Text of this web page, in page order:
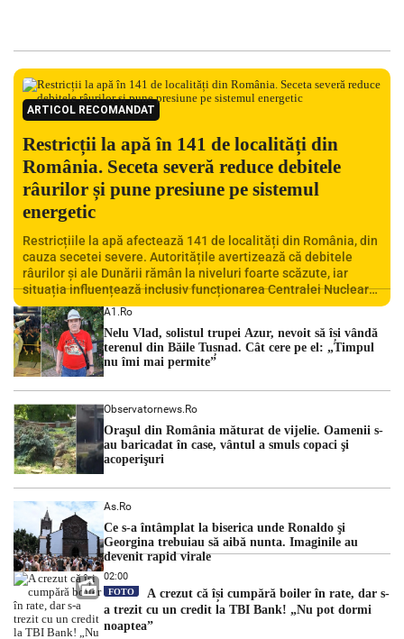
ARTICOL RECOMANDAT
Restricții la apă în 141 de localități din
România. Seceta severă reduce debitele
râurilor și pune presiune pe sistemul
energetic
Restricțiile la apă afectează 141 de localități din România, din
cauza secetei severe. Autoritățile avertizează că debitele
râurilor și ale Dunării rămân la niveluri foarte scăzute, iar
situația influențează inclusiv funcționarea Centralei Nucleare
de la Cernavodă. România se confruntă cu una dintre cele mai
dificile perioade din punct de vedere hidrologic din ultimii ani.
Lipsa […]
A1.ro
Nelu Vlad, solistul trupei Azur, nevoit să își vândă
terenul din Băile Tușnad. Cât cere pe el: „Timpul
nu îmi mai permite”
Observatornews.ro
Oraşul din România măturat de vijelie. Oamenii s-
au baricadat în case, vântul a smuls copaci şi
acoperişuri
As.ro
Ce s-a întâmplat la biserica unde Ronaldo şi
Georgina trebuiau să aibă nunta. Imaginile au
devenit rapid virale
02:00
FOTO
A crezut că își cumpără boiler în rate, dar s-
a trezit cu un credit la TBI Bank! „Nu pot dormi
noaptea”